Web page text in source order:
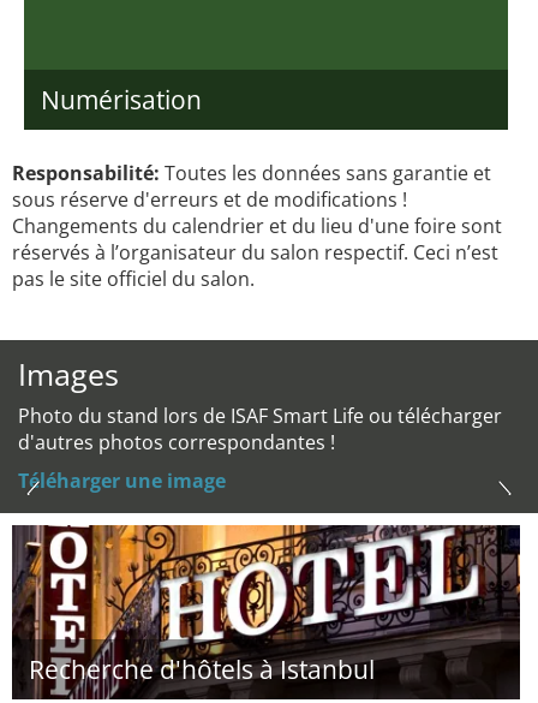
Numérisation
Responsabilité: Toutes les données sans garantie et
sous réserve d'erreurs et de modifications !
Changements du calendrier et du lieu d'une foire sont
réservés à l’organisateur du salon respectif. Ceci n’est
pas le site officiel du salon.
Images
Photo du stand lors de ISAF Smart Life ou télécharger
d'autres photos correspondantes !
Téléharger une image
Recherche d'hôtels à Istanbul